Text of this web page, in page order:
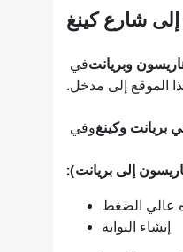
في
الموقع إلى مدخل.
وفي
إلى بريانت):
عالي الضغط
إنشاء البوابة